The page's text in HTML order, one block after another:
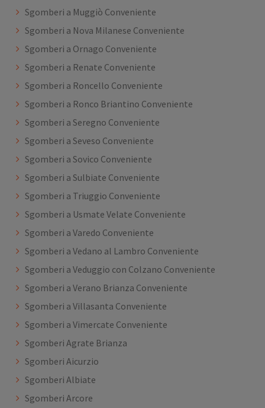
Sgomberi a Muggiò Conveniente
Sgomberi a Nova Milanese Conveniente
Sgomberi a Ornago Conveniente
Sgomberi a Renate Conveniente
Sgomberi a Roncello Conveniente
Sgomberi a Ronco Briantino Conveniente
Sgomberi a Seregno Conveniente
Sgomberi a Seveso Conveniente
Sgomberi a Sovico Conveniente
Sgomberi a Sulbiate Conveniente
Sgomberi a Triuggio Conveniente
Sgomberi a Usmate Velate Conveniente
Sgomberi a Varedo Conveniente
Sgomberi a Vedano al Lambro Conveniente
Sgomberi a Veduggio con Colzano Conveniente
Sgomberi a Verano Brianza Conveniente
Sgomberi a Villasanta Conveniente
Sgomberi a Vimercate Conveniente
Sgomberi Agrate Brianza
Sgomberi Aicurzio
Sgomberi Albiate
Sgomberi Arcore